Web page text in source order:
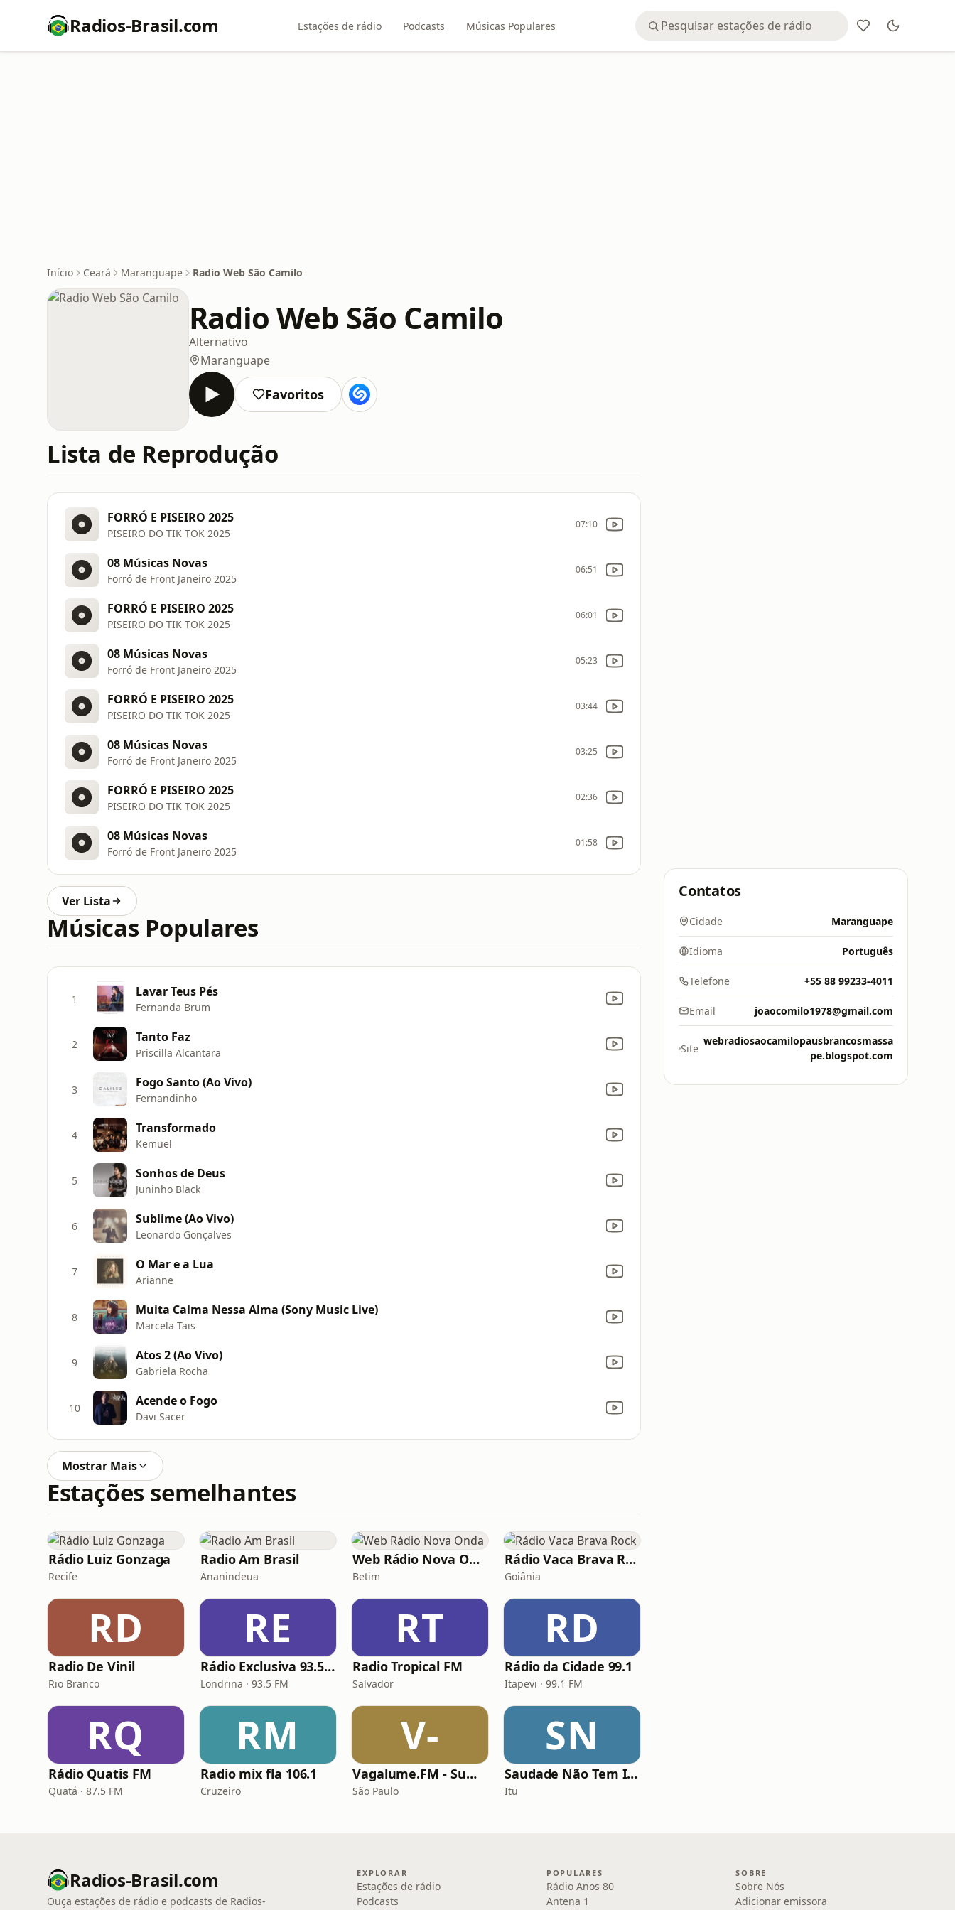
Radios-Brasil.com Estações de rádio Podcasts Músicas Populares
Início Ceará Maranguape Radio Web São Camilo
Radio Web São Camilo
Alternativo
Maranguape
Favoritos
Lista de Reprodução
FORRÓ E PISEIRO 2025
PISEIRO DO TIK TOK 2025
07:10
08 Músicas Novas
Forró de Front Janeiro 2025
06:51
FORRÓ E PISEIRO 2025
PISEIRO DO TIK TOK 2025
06:01
08 Músicas Novas
Forró de Front Janeiro 2025
05:23
FORRÓ E PISEIRO 2025
PISEIRO DO TIK TOK 2025
03:44
08 Músicas Novas
Forró de Front Janeiro 2025
03:25
FORRÓ E PISEIRO 2025
PISEIRO DO TIK TOK 2025
02:36
08 Músicas Novas
Forró de Front Janeiro 2025
01:58
Ver Lista
Músicas Populares
1 Lavar Teus Pés
Fernanda Brum
2 Tanto Faz
Priscilla Alcantara
3 Fogo Santo (Ao Vivo)
Fernandinho
4 Transformado
Kemuel
5 Sonhos de Deus
Juninho Black
6 Sublime (Ao Vivo)
Leonardo Gonçalves
7 O Mar e a Lua
Arianne
8 Muita Calma Nessa Alma (Sony Music Live)
Marcela Tais
9 Atos 2 (Ao Vivo)
Gabriela Rocha
10 Acende o Fogo
Davi Sacer
Mostrar Mais
Estações semelhantes
Rádio Luiz Gonzaga
Recife
Radio Am Brasil
Ananindeua
Web Rádio Nova Onda
Betim
Rádio Vaca Brava Rock
Goiânia
RD
Radio De Vinil
Rio Branco
RE
Rádio Exclusiva 93.5 FM
Londrina · 93.5 FM
RT
Radio Tropical FM
Salvador
RD
Rádio da Cidade 99.1
Itapevi · 99.1 FM
RQ
Rádio Quatis FM
Quatá · 87.5 FM
RM
Radio mix fla 106.1
Cruzeiro
V-
Vagalume.FM - Summer
São Paulo
SN
Saudade Não Tem Idade
Itu
Contatos
Cidade Maranguape
Idioma Português
Telefone +55 88 99233-4011
Email joaocomilo1978@gmail.com
Site
webradiosaocamilopausbrancosmassa
pe.blogspot.com
Radios-Brasil.com
Ouça estações de rádio e podcasts de Radios-
EXPLORAR
Estações de rádio
Podcasts
POPULARES
Rádio Anos 80
Antena 1
SOBRE
Sobre Nós
Adicionar emissora